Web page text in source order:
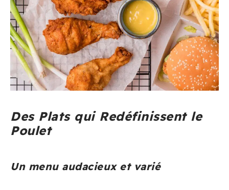
Des Plats qui Redéfinissent le
Poulet
Un menu audacieux et varié